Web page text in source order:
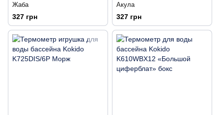
Жаба
327 грн
Акула
327 грн